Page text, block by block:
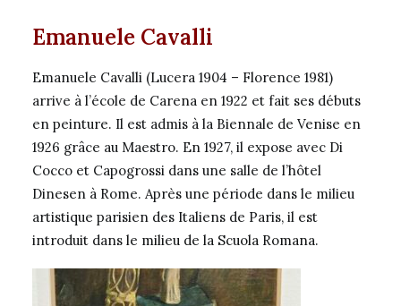
Emanuele Cavalli
Emanuele Cavalli (Lucera 1904 – Florence 1981)
arrive à l’école de Carena en 1922 et fait ses débuts
en peinture. Il est admis à la Biennale de Venise en
1926 grâce au Maestro. En 1927, il expose avec Di
Cocco et Capogrossi dans une salle de l’hôtel
Dinesen à Rome. Après une période dans le milieu
artistique parisien des Italiens de Paris, il est
introduit dans le milieu de la Scuola Romana.